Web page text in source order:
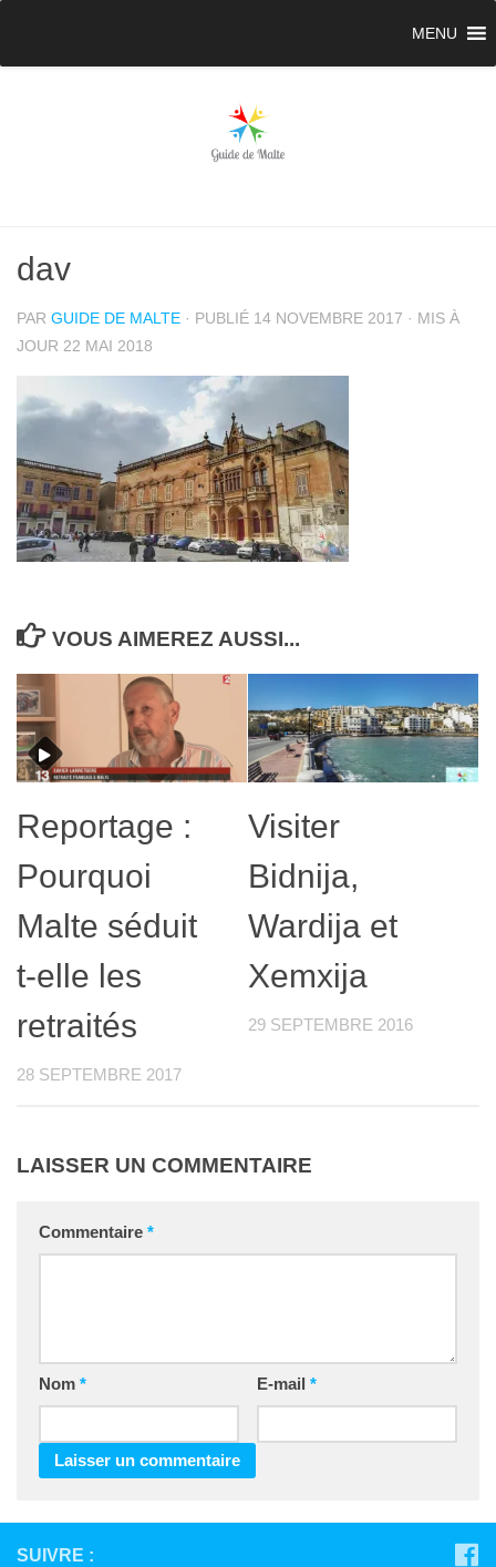
MENU
dav
PAR GUIDE DE MALTE · PUBLIÉ 14 NOVEMBRE 2017 · MIS À
JOUR 22 MAI 2018
VOUS AIMEREZ AUSSI...
Reportage :
Pourquoi
Malte séduit
t-elle les
retraités
28 SEPTEMBRE 2017
Visiter
Bidnija,
Wardija et
Xemxija
29 SEPTEMBRE 2016
LAISSER UN COMMENTAIRE
Commentaire *
Nom * E-mail *
SUIVRE :